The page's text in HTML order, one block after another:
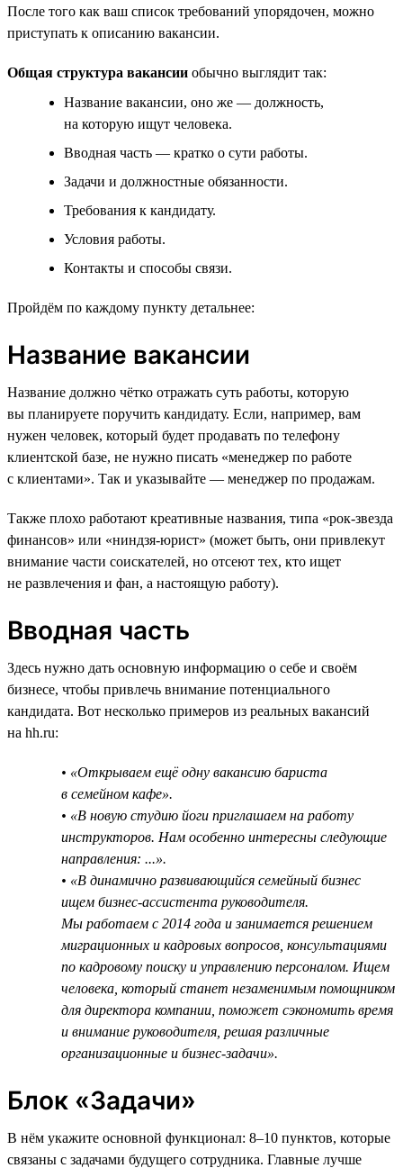
После того как ваш список требований упорядочен, можно
приступать к описанию вакансии.
Общая структура вакансии обычно выглядит так:
Название вакансии, оно же — должность,
на которую ищут человека.
Вводная часть — кратко о сути работы.
Задачи и должностные обязанности.
Требования к кандидату.
Условия работы.
Контакты и способы связи.
Пройдём по каждому пункту детальнее:
Название вакансии
Название должно чётко отражать суть работы, которую
вы планируете поручить кандидату. Если, например, вам
нужен человек, который будет продавать по телефону
клиентской базе, не нужно писать «менеджер по работе
с клиентами». Так и указывайте — менеджер по продажам.
Также плохо работают креативные названия, типа «рок-звезда
финансов» или «ниндзя-юрист» (может быть, они привлекут
внимание части соискателей, но отсеют тех, кто ищет
не развлечения и фан, а настоящую работу).
Вводная часть
Здесь нужно дать основную информацию о себе и своём
бизнесе, чтобы привлечь внимание потенциального
кандидата. Вот несколько примеров из реальных вакансий
на hh.ru:
• «Открываем ещё одну вакансию бариста
в семейном кафе».
• «В новую студию йоги приглашаем на работу
инструкторов. Нам особенно интересны следующие
направления: ...».
• «В динамично развивающийся семейный бизнес
ищем бизнес-ассистента руководителя.
Мы работаем с 2014 года и занимается решением
миграционных и кадровых вопросов, консультациями
по кадровому поиску и управлению персоналом. Ищем
человека, который станет незаменимым помощником
для директора компании, поможет сэкономить время
и внимание руководителя, решая различные
организационные и бизнес-задачи».
Блок «Задачи»
В нём укажите основной функционал: 8–10 пунктов, которые
связаны с задачами будущего сотрудника. Главные лучше